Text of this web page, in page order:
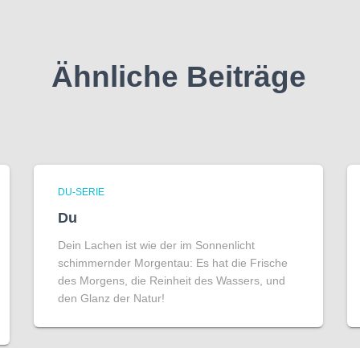
Ähnliche Beiträge
DU-SERIE
Du
Dein Lachen ist wie der im Sonnenlicht
schimmernder Morgentau: Es hat die Frische
des Morgens, die Reinheit des Wassers, und
den Glanz der Natur!